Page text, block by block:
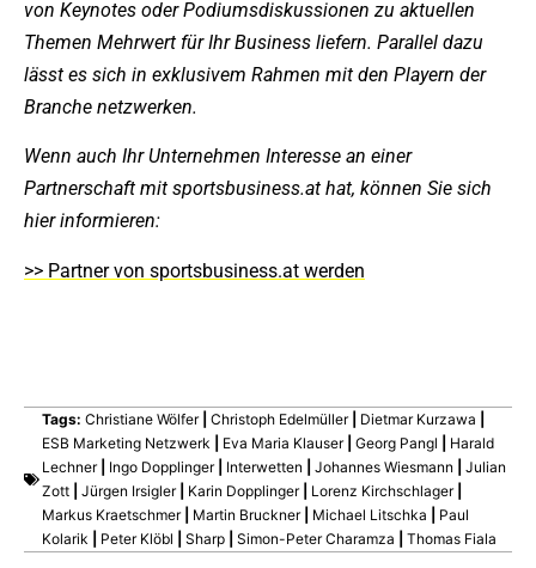
von Keynotes oder Podiumsdiskussionen zu aktuellen
Themen Mehrwert für Ihr Business liefern. Parallel dazu
lässt es sich in exklusivem Rahmen mit den Playern der
Branche netzwerken.
Wenn auch Ihr Unternehmen Interesse an einer
Partnerschaft mit sportsbusiness.at hat, können Sie sich
hier informieren:
>> Partner von sportsbusiness.at werden
Tags: Christiane Wölfer| Christoph Edelmüller| Dietmar Kurzawa
ESB Marketing Netzwerk
Eva Maria Klauser| Georg Pangl
Harald
Lechner| Ingo Dopplinger| Interwetten Johannes Wiesmann
Julian
Zott
Jürgen Irsigler| Karin Dopplinger| Lorenz Kirchschlager|
Markus Kraetschmer| Martin Bruckner| Michael Litschka
Paul
Kolarik
Peter Klöbl Sharp Simon-Peter Charamza Thomas Fiala